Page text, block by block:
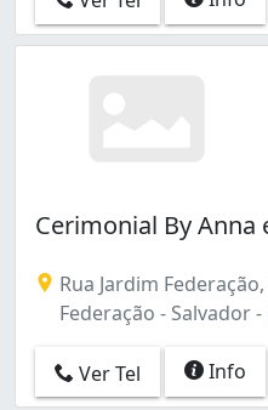
Cerimonial By Anna
Rua Jardim
Federação - Salvador -
Ver Tel Info